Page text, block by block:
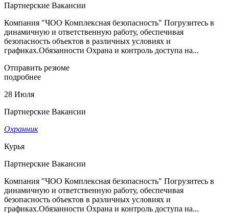
Партнерские Вакансии
Компания "ЧОО Комплексная безопасность" Погрузитесь в
динамичную и ответственную работу, обеспечивая
безопасность объектов в различных условиях и
графиках.Обязанности Охрана и контроль доступа на...
Отправить резюме
подробнее
28 Июля
Партнерские Вакансии
Охранник
Курья
Партнерские Вакансии
Компания "ЧОО Комплексная безопасность" Погрузитесь в
динамичную и ответственную работу, обеспечивая
безопасность объектов в различных условиях и
графиках.Обязанности Охрана и контроль доступа на...